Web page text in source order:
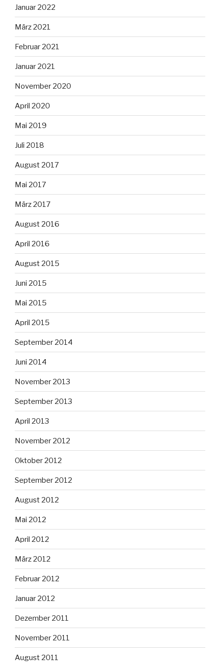
Januar 2022
März 2021
Februar 2021
Januar 2021
November 2020
April 2020
Mai 2019
Juli 2018
August 2017
Mai 2017
März 2017
August 2016
April 2016
August 2015
Juni 2015
Mai 2015
April 2015
September 2014
Juni 2014
November 2013
September 2013
April 2013
November 2012
Oktober 2012
September 2012
August 2012
Mai 2012
April 2012
März 2012
Februar 2012
Januar 2012
Dezember 2011
November 2011
August 2011